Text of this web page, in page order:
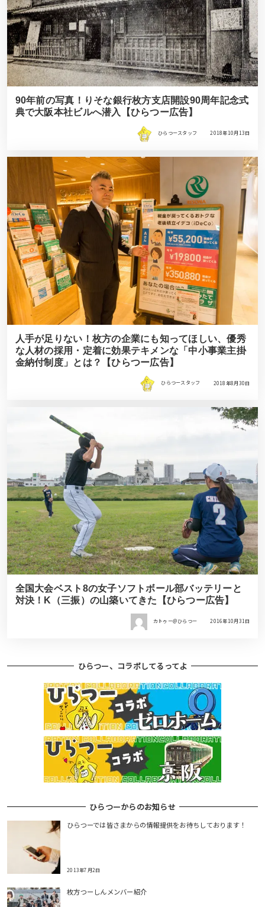
90年前の写真！りそな銀行枚方支店開設90周年記念式
典で大阪本社ビルへ潜入【ひらつー広告】
ひらつースタッフ 2018年10月13日
人手が足りない！枚方の企業にも知ってほしい、優秀
な人材の採用・定着に効果テキメンな「中小事業主掛
金納付制度」とは？【ひらつー広告】
ひらつースタッフ 2018年8月30日
全国大会ベスト8の女子ソフトボール部バッテリーと
対決！K（三振）の山築いてきた【ひらつー広告】
カトゥー＠ひらつー 2016年10月31日
ひらつー、コラボしてるってよ
ひらつーからのお知らせ
ひらつーでは皆さまからの情報提供をお待ちしております！
2013年7月2日
枚方つーしんメンバー紹介